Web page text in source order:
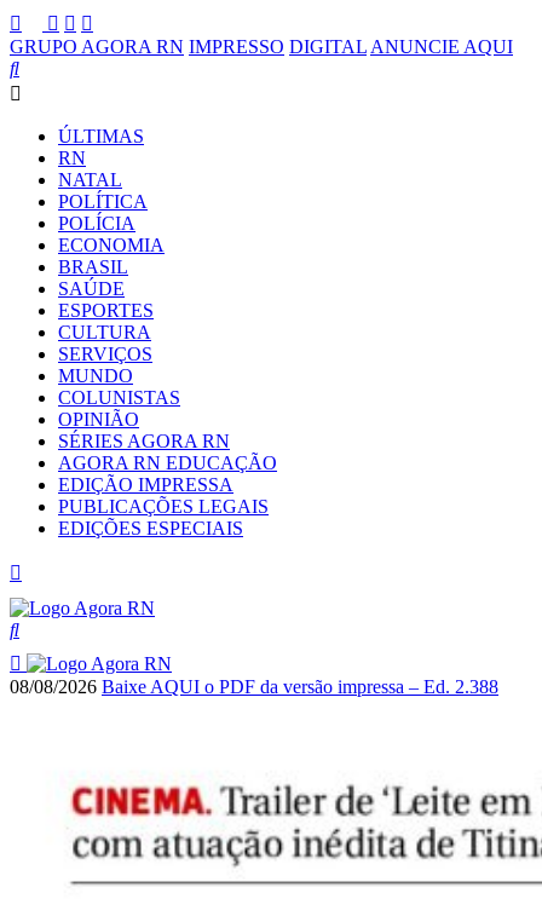
GRUPO AGORA RN IMPRESSO DIGITAL ANUNCIE AQUI
ÚLTIMAS
RN
NATAL
POLÍTICA
POLÍCIA
ECONOMIA
BRASIL
SAÚDE
ESPORTES
CULTURA
SERVIÇOS
MUNDO
COLUNISTAS
OPINIÃO
SÉRIES AGORA RN
AGORA RN EDUCAÇÃO
EDIÇÃO IMPRESSA
PUBLICAÇÕES LEGAIS
EDIÇÕES ESPECIAIS
08/08/2026 Baixe AQUI o PDF da versão impressa – Ed. 2.388